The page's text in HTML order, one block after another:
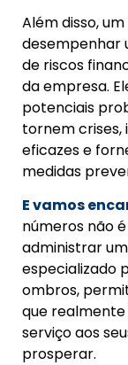
Além disso,
desempenhar
de riscos
da empresa.
potenciais
tornem
eficazes e
medidas
E vamos
números não
administrar
especializado
ombros,
que
serviço aos
prosperar.